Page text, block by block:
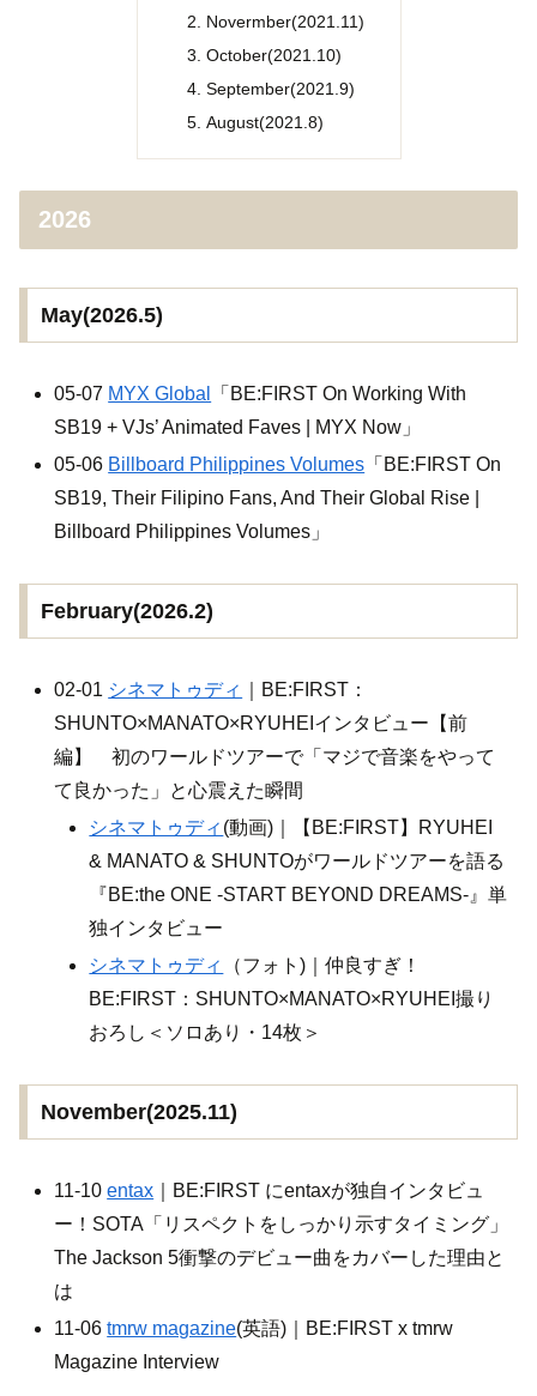
Novermber(2021.11)
October(2021.10)
September(2021.9)
August(2021.8)
2026
May(2026.5)
05-07 MYX Global
「BE:FIRST On Working With
SB19 + VJs’ Animated Faves | MYX Now」
05-06 Billboard Philippines Volumes 「BE:FIRST On
SB19, Their Filipino Fans, And Their Global Rise |
Billboard Philippines Volumes」
February(2026.2)
02-01 シネマトゥディ
｜BE:FIRST：
SHUNTO×MANATO×RYUHEIインタビュー【前
編】 初のワールドツアーで「マジで音楽をやって
て良かった」と心震えた瞬間
シネマトゥディ (動画)｜【BE:FIRST】RYUHEI
& MANATO & SHUNTOがワールドツアーを語る
『BE:the ONE -START BEYOND DREAMS-』単
独インタビュー
シネマトゥディ
（フォト)｜仲良すぎ！
BE:FIRST：SHUNTO×MANATO×RYUHEI撮り
おろし＜ソロあり・14枚＞
November(2025.11)
11-10entax ｜BE:FIRST にentaxが独自インタビュ
ー！SOTA「リスペクトをしっかり示すタイミング」
The Jackson 5衝撃のデビュー曲をカバーした理由と
は
11-06tmrw magazine(英語)｜BE:FIRST x tmrw
Magazine Interview